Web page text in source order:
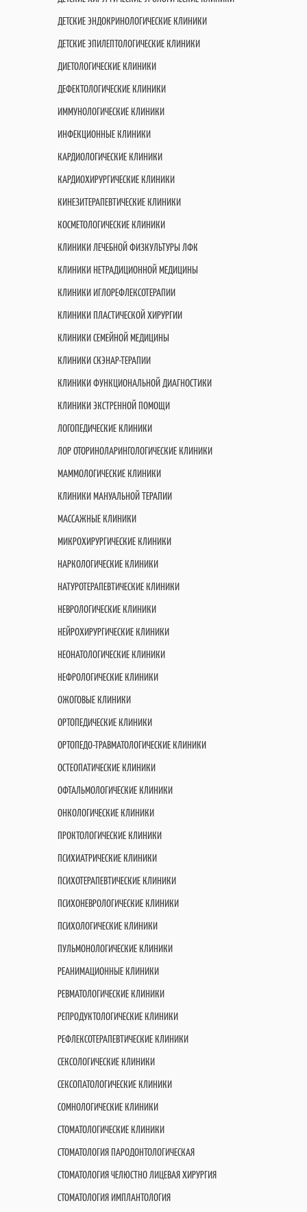
ДЕТСКИЕ ЭНДОКРИНОЛОГИЧЕСКИЕ КЛИНИКИ
ДЕТСКИЕ ЭПИЛЕПТОЛОГИЧЕСКИЕ КЛИНИКИ
ДИЕТОЛОГИЧЕСКИЕ КЛИНИКИ
ДЕФЕКТОЛОГИЧЕСКИЕ КЛИНИКИ
ИММУНОЛОГИЧЕСКИЕ КЛИНИКИ
ИНФЕКЦИОННЫЕ КЛИНИКИ
КАРДИОЛОГИЧЕСКИЕ КЛИНИКИ
КАРДИОХИРУРГИЧЕСКИЕ КЛИНИКИ
КИНЕЗИТЕРАПЕВТИЧЕСКИЕ КЛИНИКИ
КОСМЕТОЛОГИЧЕСКИЕ КЛИНИКИ
КЛИНИКИ ЛЕЧЕБНОЙ ФИЗКУЛЬТУРЫ ЛФК
КЛИНИКИ НЕТРАДИЦИОННОЙ МЕДИЦИНЫ
КЛИНИКИ ИГЛОРЕФЛЕКСОТЕРАПИИ
КЛИНИКИ ПЛАСТИЧЕСКОЙ ХИРУРГИИ
КЛИНИКИ СЕМЕЙНОЙ МЕДИЦИНЫ
КЛИНИКИ СКЭНАР-ТЕРАПИИ
КЛИНИКИ ФУНКЦИОНАЛЬНОЙ ДИАГНОСТИКИ
КЛИНИКИ ЭКСТРЕННОЙ ПОМОЩИ
ЛОГОПЕДИЧЕСКИЕ КЛИНИКИ
ЛОР ОТОРИНОЛАРИНГОЛОГИЧЕСКИЕ КЛИНИКИ
МАММОЛОГИЧЕСКИЕ КЛИНИКИ
КЛИНИКИ МАНУАЛЬНОЙ ТЕРАПИИ
МАССАЖНЫЕ КЛИНИКИ
МИКРОХИРУРГИЧЕСКИЕ КЛИНИКИ
НАРКОЛОГИЧЕСКИЕ КЛИНИКИ
НАТУРОТЕРАПЕВТИЧЕСКИЕ КЛИНИКИ
НЕВРОЛОГИЧЕСКИЕ КЛИНИКИ
НЕЙРОХИРУРГИЧЕСКИЕ КЛИНИКИ
НЕОНАТОЛОГИЧЕСКИЕ КЛИНИКИ
НЕФРОЛОГИЧЕСКИЕ КЛИНИКИ
ОЖОГОВЫЕ КЛИНИКИ
ОРТОПЕДИЧЕСКИЕ КЛИНИКИ
ОРТОПЕДО-ТРАВМАТОЛОГИЧЕСКИЕ КЛИНИКИ
ОСТЕОПАТИЧЕСКИЕ КЛИНИКИ
ОФТАЛЬМОЛОГИЧЕСКИЕ КЛИНИКИ
ОНКОЛОГИЧЕСКИЕ КЛИНИКИ
ПРОКТОЛОГИЧЕСКИЕ КЛИНИКИ
ПСИХИАТРИЧЕСКИЕ КЛИНИКИ
ПСИХОТЕРАПЕВТИЧЕСКИЕ КЛИНИКИ
ПСИХОНЕВРОЛОГИЧЕСКИЕ КЛИНИКИ
ПСИХОЛОГИЧЕСКИЕ КЛИНИКИ
ПУЛЬМОНОЛОГИЧЕСКИЕ КЛИНИКИ
РЕАНИМАЦИОННЫЕ КЛИНИКИ
РЕВМАТОЛОГИЧЕСКИЕ КЛИНИКИ
РЕПРОДУКТОЛОГИЧЕСКИЕ КЛИНИКИ
РЕФЛЕКСОТЕРАПЕВТИЧЕСКИЕ КЛИНИКИ
СЕКСОЛОГИЧЕСКИЕ КЛИНИКИ
СЕКСОПАТОЛОГИЧЕСКИЕ КЛИНИКИ
СОМНОЛОГИЧЕСКИЕ КЛИНИКИ
СТОМАТОЛОГИЧЕСКИЕ КЛИНИКИ
СТОМАТОЛОГИЯ ПАРОДОНТОЛОГИЧЕСКАЯ
СТОМАТОЛОГИЯ ЧЕЛЮСТНО ЛИЦЕВАЯ ХИРУРГИЯ
СТОМАТОЛОГИЯ ИМПЛАНТОЛОГИЯ